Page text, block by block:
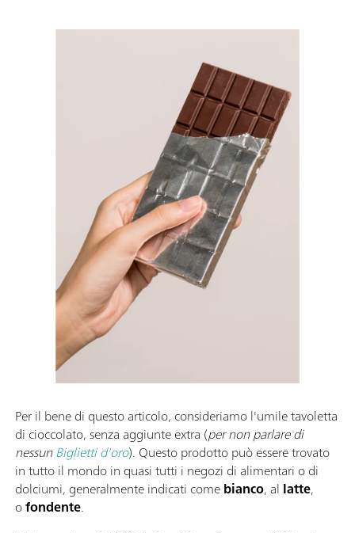
Per il bene di questo articolo, consideriamo l'umile tavoletta
di cioccolato, senza aggiunte extra (per non parlare di
nessunBiglietti d'oro). Questo prodotto può essere trovato
in tutto il mondo in quasi tutti i negozi di alimentari o di
dolciumi, generalmente indicati comebianco, al latte,
ofondente.